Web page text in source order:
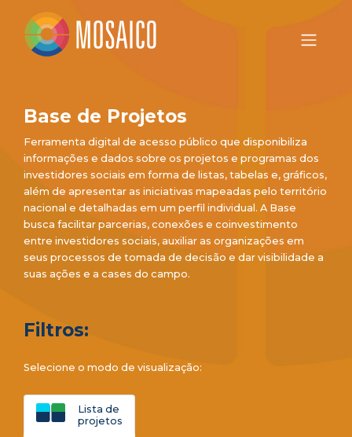
Base de Projetos
Ferramenta digital de acesso público que disponibiliza
informações e dados sobre os projetos e programas dos
investidores sociais em forma de listas, tabelas e, gráficos,
além de apresentar as iniciativas mapeadas pelo território
nacional e detalhadas em um perfil individual. A Base
busca facilitar parcerias, conexões e coinvestimento
entre investidores sociais, auxiliar as organizações em
seus processos de tomada de decisão e dar visibilidade a
suas ações e a cases do campo.
Filtros:
Selecione o modo de visualização:
Lista de
projetos